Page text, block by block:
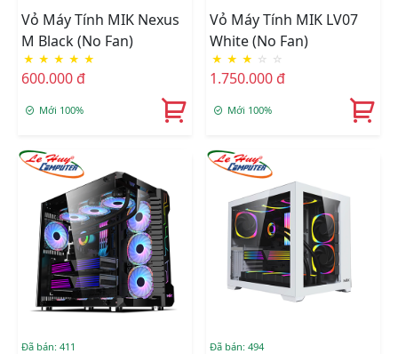
Vỏ Máy Tính MIK Nexus
M Black (No Fan)
★ ★ ★ ★ ★
600.000 đ
Mới 100%
Vỏ Máy Tính MIK LV07
White (No Fan)
★ ★ ★ ☆ ☆
1.750.000 đ
Mới 100%
Đã bán: 411 Đã bán: 494